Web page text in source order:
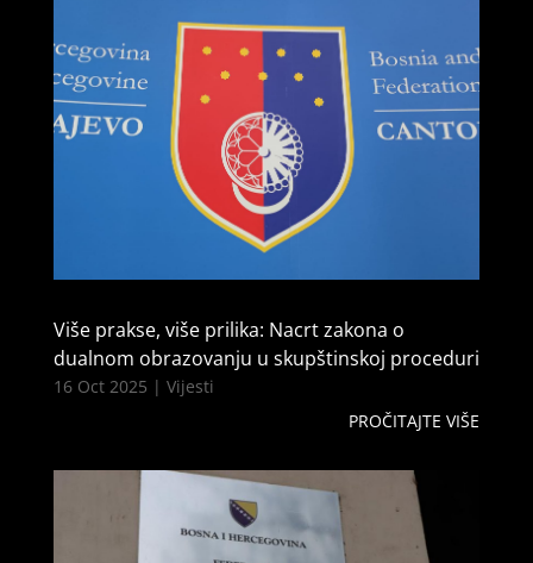
Više prakse, više prilika: Nacrt zakona o
dualnom obrazovanju u skupštinskoj proceduri
16 Oct 2025 | Vijesti
PROČITAJTE VIŠE